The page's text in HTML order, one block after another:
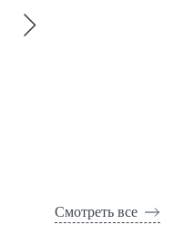
Смотреть все